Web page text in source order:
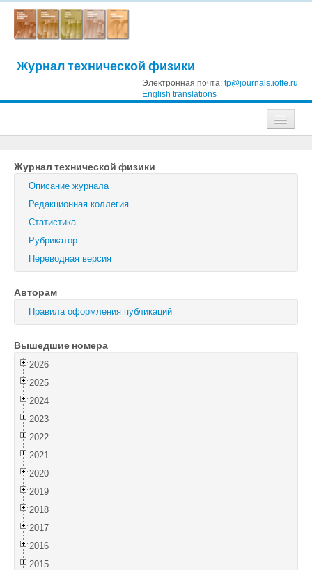
Журнал технической физики
Электронная почта: tp@journals.ioffe.ru
English translations
Журнал технической физики
Письма в Журнал технической физики
Физика твердого тела
Поиск
Журнал технической физики
Описание журнала
Редакционная коллегия
Статистика
Рубрикатор
Переводная версия
Авторам
Правила оформления публикаций
Вышедшие номера
2026
2025
2024
2023
2022
2021
2020
2019
2018
2017
2016
2015